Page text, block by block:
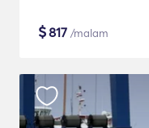
$817 /malam